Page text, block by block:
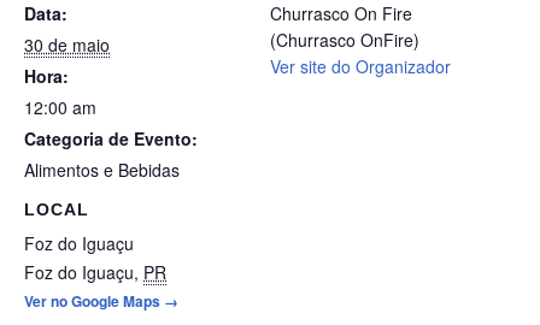
Data:
30 de maio
Hora:
12:00 am
Categoria de Evento:
Alimentos e Bebidas
LOCAL
Foz do Iguaçu
Foz do Iguaçu, PR
Ver no Google Maps →
Churrasco On Fire
(Churrasco OnFire)
Ver site do Organizador